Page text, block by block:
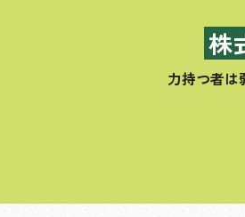
株
力持つ者は